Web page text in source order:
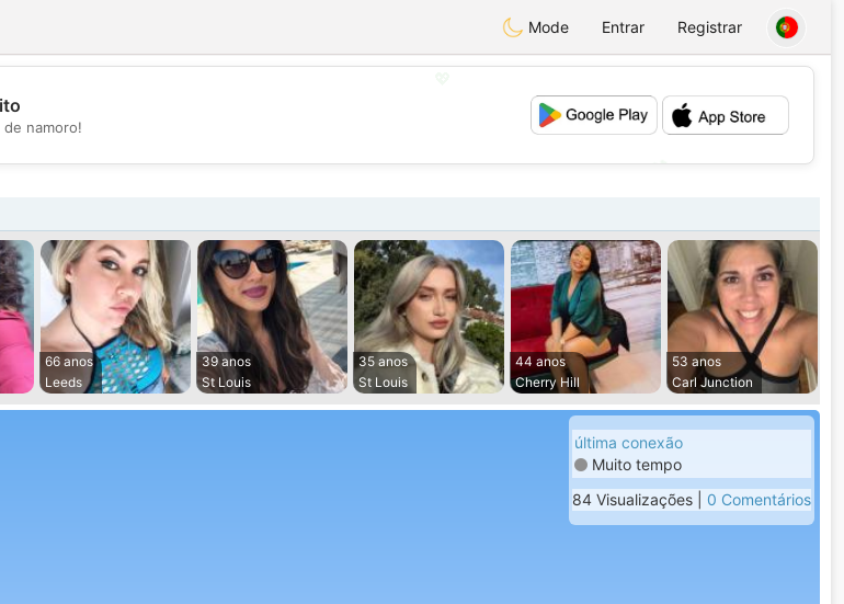
Mode Entrar Registrar
💕
de namoro!
66 anos
Leeds
39 anos
St Louis
35 anos
St Louis
44 anos
Cherry Hill
53 anos
Carl Junction
última conexão
Muito tempo
84 Visualizações | 0 Comentários